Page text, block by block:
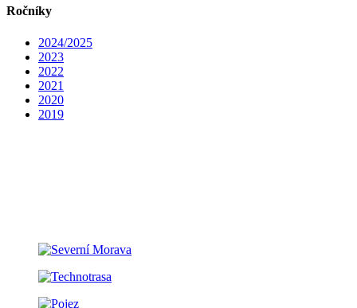
Ročníky
2024/2025
2023
2022
2021
2020
2019